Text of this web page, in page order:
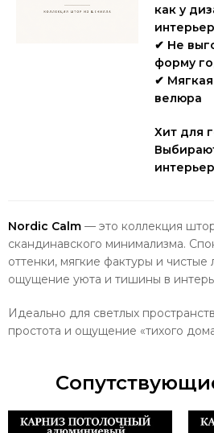
как у
✔ Не
форму
✔
велюра
Хит для
Nordic Calm — это коллекция
скандинавского минимализма.
оттенки, мягкие фактуры и
ощущение уюта и тишины в
Идеально для светлых
простота и ощущение «тихого